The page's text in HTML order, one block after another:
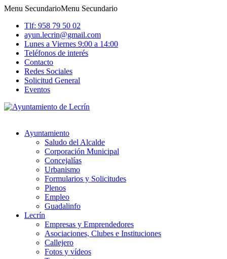
Menu SecundarioMenu Secundario
Tlf: 958 79 50 02
ayun.lecrin@gmail.com
Lunes a Viernes 9:00 a 14:00
Teléfonos de interés
Contacto
Redes Sociales
Solicitud General
Eventos
Ayuntamiento
Saludo del Alcalde
Corporación Municipal
Concejalías
Urbanismo
Formularios y Solicitudes
Plenos
Empleo
Guadalinfo
Lecrín
Empresas y Emprendedores
Asociaciones, Clubes e Instituciones
Callejero
Fotos y vídeos